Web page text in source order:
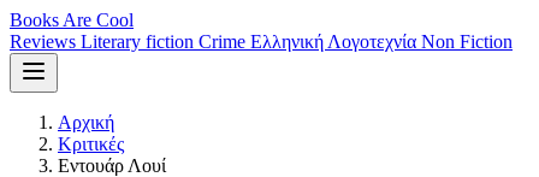
Books Are Cool
Reviews Literary fiction Crime Ελληνική Λογοτεχνία Non Fiction
Αρχική
Κριτικές
Εντουάρ Λουί